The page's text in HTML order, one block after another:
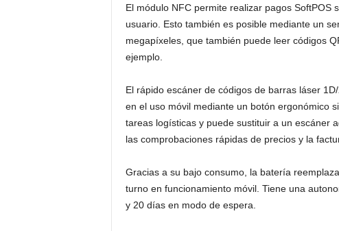
El módulo NFC permite realizar pagos SoftPOS
usuario. Esto también es posible mediante un
megapíxeles, que también puede leer códigos
ejemplo.
El rápido escáner de códigos de barras láser
en el uso móvil mediante un botón ergonómico
tareas logísticas y puede sustituir a un escáner
las comprobaciones rápidas de precios y la
Gracias a su bajo consumo, la batería
turno en funcionamiento móvil. Tiene una
y 20 días en modo de espera.